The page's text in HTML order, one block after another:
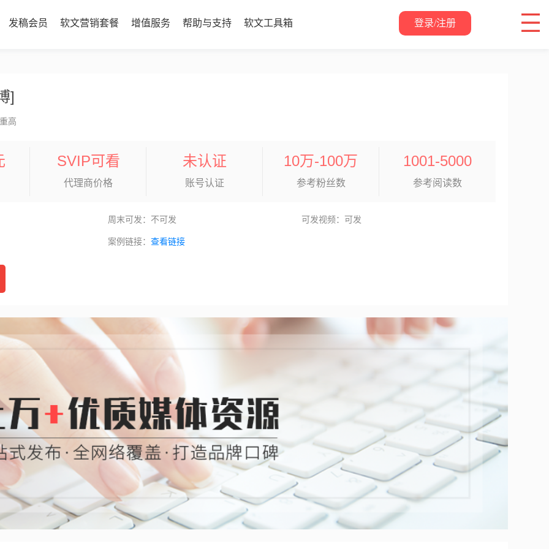
发稿会员 软文营销套餐 增值服务 帮助与支持 软文工具箱 登录/注册
]
高
SVIP可看
代理商价格
未认证
账号认证
10万-100万
参考粉丝数
1001-5000
参考阅读数
周末可发：不可发 可发视频：可发
案例链接： 查看链接